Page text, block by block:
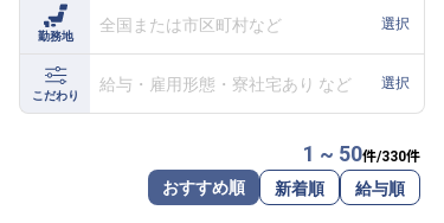
よくある質問
ホテル・宿泊業界情報コラム
転職サポートに申し込む
勤務地
全国または市区町村など 選択
こだわり
給与・雇用形態・寮社宅あり など 選択
1 ~ 50件/330件
おすすめ順 新着順 給与順